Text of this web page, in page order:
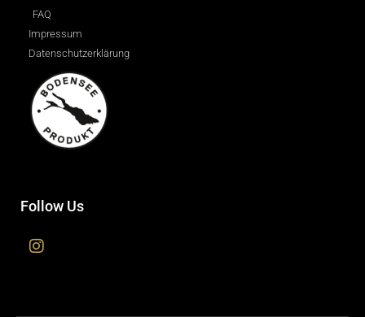
FAQ
Impressum
Datenschutzerklärung
Follow Us